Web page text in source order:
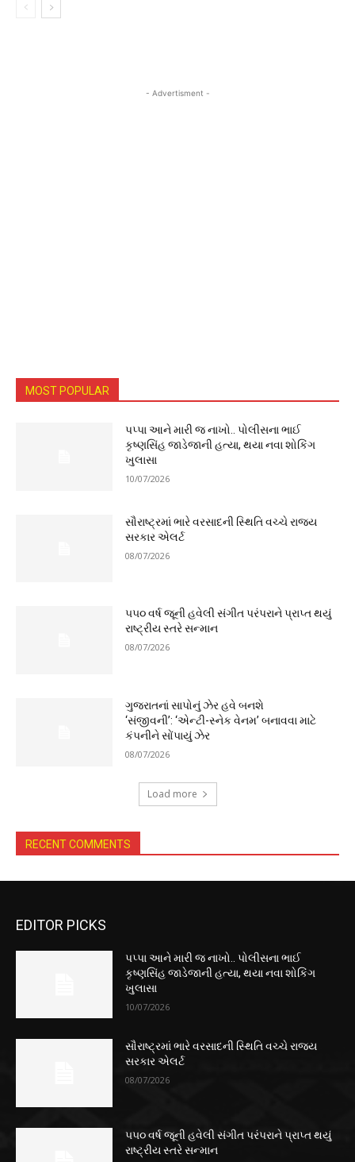
- Advertisment -
MOST POPULAR
પપ્પા આને મારી જ નાખો.. પોલીસના ભાઈ
કૃષ્ણસિંહ જાડેજાની હત્યા, થયા નવા શોકિંગ
ખુલાસા
10/07/2026
સૌરાષ્ટ્રમાં ભારે વરસાદની સ્થિતિ વચ્ચે રાજ્ય
સરકાર એલર્ટ
08/07/2026
૫૫૦ વર્ષ જૂની હવેલી સંગીત પરંપરાને પ્રાપ્ત થયું
રાષ્ટ્રીય સ્તરે સન્માન
08/07/2026
ગુજરાતનાં સાપોનું ઝેર હવે બનશે
‘સંજીવની’: ‘એન્ટી-સ્નેક વેનમ’ બનાવવા માટે
કંપનીને સોંપાયું ઝેર
08/07/2026
Load more
RECENT COMMENTS
EDITOR PICKS
પપ્પા આને મારી જ નાખો.. પોલીસના ભાઈ
કૃષ્ણસિંહ જાડેજાની હત્યા, થયા નવા શોકિંગ
ખુલાસા
10/07/2026
સૌરાષ્ટ્રમાં ભારે વરસાદની સ્થિતિ વચ્ચે રાજ્ય
સરકાર એલર્ટ
08/07/2026
૫૫૦ વર્ષ જૂની હવેલી સંગીત પરંપરાને પ્રાપ્ત થયું
રાષ્ટ્રીય સ્તરે સન્માન